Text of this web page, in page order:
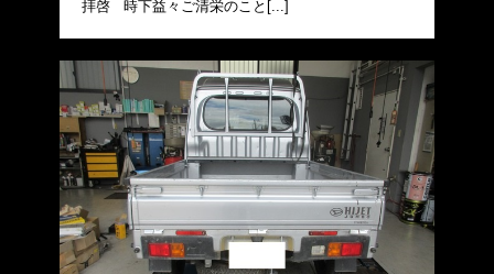
拝啓 時下益々ご清栄のこと[...]